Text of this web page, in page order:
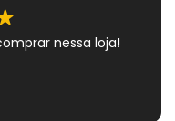
nessa loja!